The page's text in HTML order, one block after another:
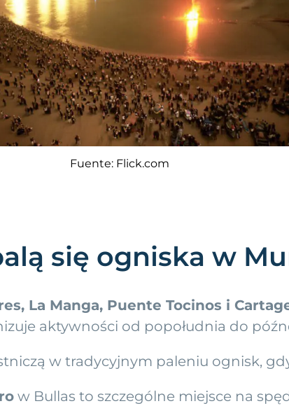
Fuente: Flick.com
się ogniska w
La Manga, Puente Tocinos i
aktywności od popołudnia do
w tradycyjnym paleniu ognisk,
w Bullas to szczególne miejsce na